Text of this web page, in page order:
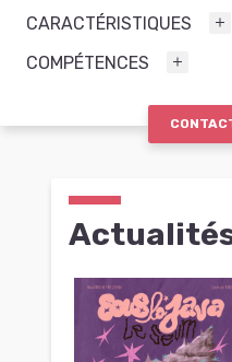
CARACTÉRISTIQUES
COMPÉTENCES